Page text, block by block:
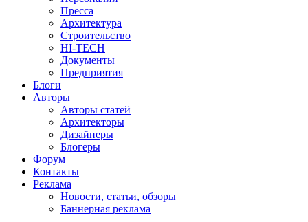
Пресса
Архитектура
Строительство
HI-TECH
Документы
Предприятия
Блоги
Авторы
Авторы статей
Архитекторы
Дизайнеры
Блогеры
Форум
Контакты
Реклама
Новости, статьи, обзоры
Баннерная реклама